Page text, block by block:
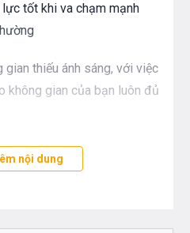
tốt khi va chạm mạnh
gian thiếu ánh sáng, với việc
không gian của bạn luôn đủ
vui lòng liên hệ với chúng
nội dung